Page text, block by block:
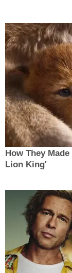
How They
Lion King'